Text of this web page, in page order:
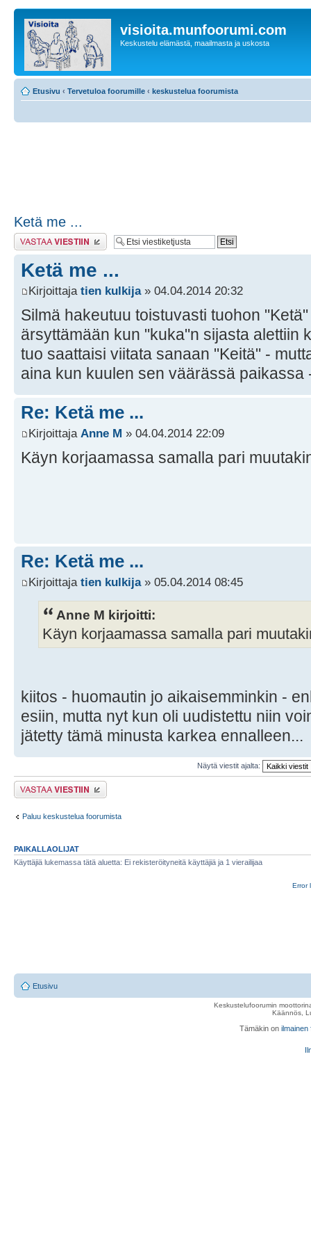
visioita.munfoorumi.com
Keskustelu elämästä, maailmasta ja uskosta
Etusivu ‹ Tervetuloa foorumille ‹ keskustelua foorumista
Ketä me ...
Lähetä vastaus
Ketä me ...
Kirjoittaja tien kulkija» 04.04.2014 20:32
Silmä hakeutuu toistuvasti tuohon
ärsyttämään kun "kuka"n sijasta alettiin
tuo saattaisi viitata sanaan "Keitä" -
aina kun kuulen sen väärässä paikassa
Re: Ketä me ...
Kirjoittaja Anne M » 04.04.2014 22:09
Käyn korjaamassa samalla pari
Re: Ketä me ...
Kirjoittaja tien kulkija» 05.04.2014 08:45
Anne M kirjoitti:
Käyn korjaamassa samalla pari
kiitos - huomautin jo aikaisemminkin -
esiin, mutta nyt kun oli uudistettu niin
jätetty tämä minusta karkea ennalleen...
Näytä viestit ajalta:
Lähetä vastaus
Paluu keskustelua foorumista
PAIKALLAOLIJAT
Käyttäjiä lukemassa tätä aluetta: Ei rekisteröityneitä käyttäjiä ja 1 vierailijaa
Error
Etusivu
Keskustelufoorumin
Käännös,
Tämäkin on ilmainen